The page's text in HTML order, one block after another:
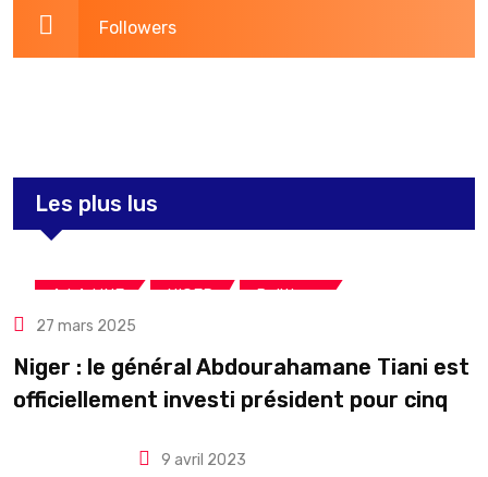
Followers
Les plus lus
A LA UNE NIGER Politique
27 mars 2025
Niger : le général Abdourahamane Tiani est
officiellement investi président pour cinq
9 avril 2023